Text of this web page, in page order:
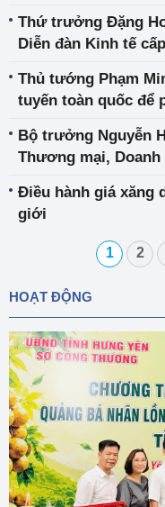
Thứ trưởng Đặng
Thủ tướng Phạm
tuyến toàn quốc để
Bộ trưởng Nguyễn
Thương mại, Doanh
Điều hành giá xăng
giới
1 2
HOẠT ĐỘNG